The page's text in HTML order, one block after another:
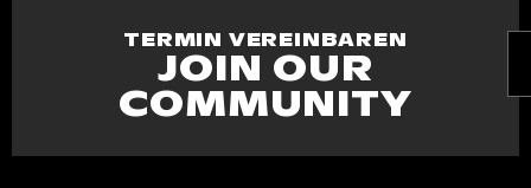
TERMIN VEREINBAREN
JOIN OUR
COMMUNITY